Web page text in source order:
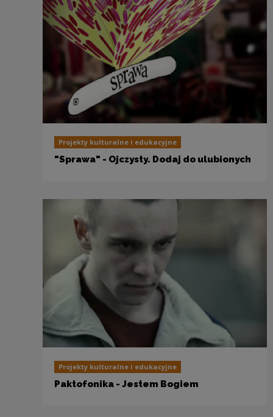
Projekty kulturalne i edukacyjne
"Sprawa" - Ojczysty. Dodaj do ulubionych
Projekty kulturalne i edukacyjne
Paktofonika - Jestem Bogiem